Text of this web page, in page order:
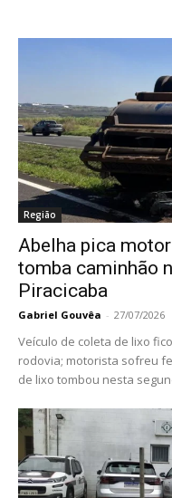
Região
Abelha pica
tomba caminhão
Piracicaba
Gabriel Gouvêa - 27/07/2026
Veículo de coleta de lixo
rodovia; motorista sofreu
de lixo tombou nesta